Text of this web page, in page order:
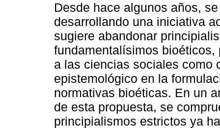
Desde hace algunos años,
desarrollando una iniciativa
sugiere abandonar
fundamentalísimos bioéticos,
a las ciencias sociales como
epistemológico en la
normativas bioéticas. En un
de esta propuesta, se
principialismos estrictos ya